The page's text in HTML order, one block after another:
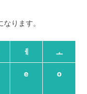
ります。
ㅔ ㅗ
e o